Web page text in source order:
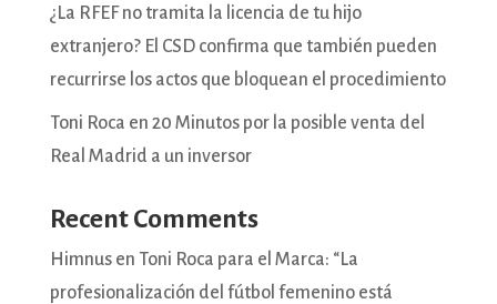
¿La RFEF no tramita la licencia de tu hijo
extranjero? El CSD confirma que también pueden
recurrirse los actos que bloquean el procedimiento
Toni Roca en 20 Minutos por la posible venta del
Real Madrid a un inversor
Recent Comments
Himnusen Toni Roca para el Marca: “La
profesionalización del fútbol femenino está